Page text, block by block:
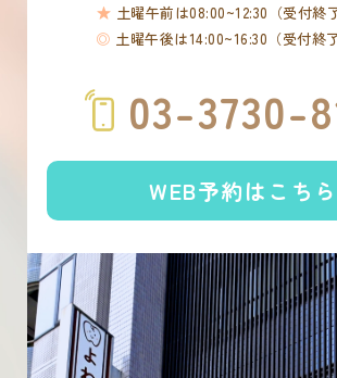
★ 土曜午前は08:00~12:30（受付終了
◎ 土曜午後は14:00~16:30（受付終了
03-3730-
WEB予約はこちら